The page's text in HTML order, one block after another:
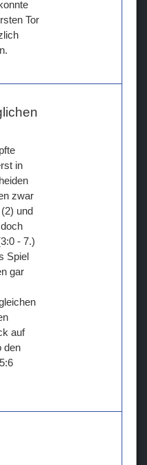
Tor
in
zwar
und
- 7.)
Spiel
gar
auf
den